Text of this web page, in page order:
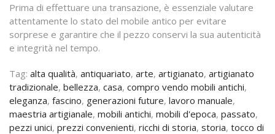
Prima di effettuare una transazione, è essenziale valutare
attentamente lo stato del mobile antico per evitare
sorprese e garantire che il pezzo conservi la sua autenticità
e integrità nel tempo.
Tag: alta qualità, antiquariato, arte, artigianato, artigianato
tradizionale, bellezza, casa, compro vendo mobili antichi,
eleganza, fascino, generazioni future, lavoro manuale,
maestria artigianale, mobili antichi, mobili d'epoca, passato,
pezzi unici, prezzi convenienti, ricchi di storia, storia, tocco di